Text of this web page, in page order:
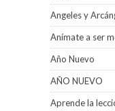
Angeles y
Anímate a ser
Año Nuevo
AÑO NUEVO
Aprende la